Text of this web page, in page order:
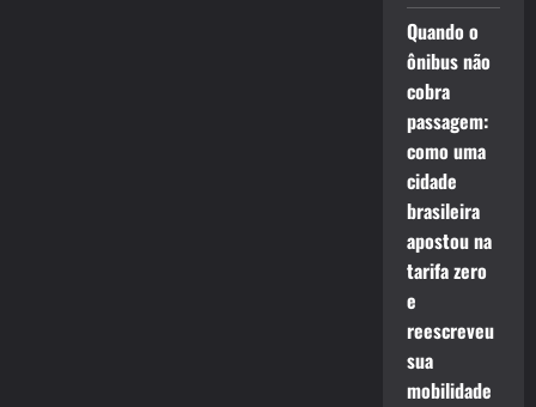
Quando o
ônibus não
cobra
passagem:
como uma
cidade
brasileira
apostou na
tarifa zero
e
reescreveu
sua
mobilidade